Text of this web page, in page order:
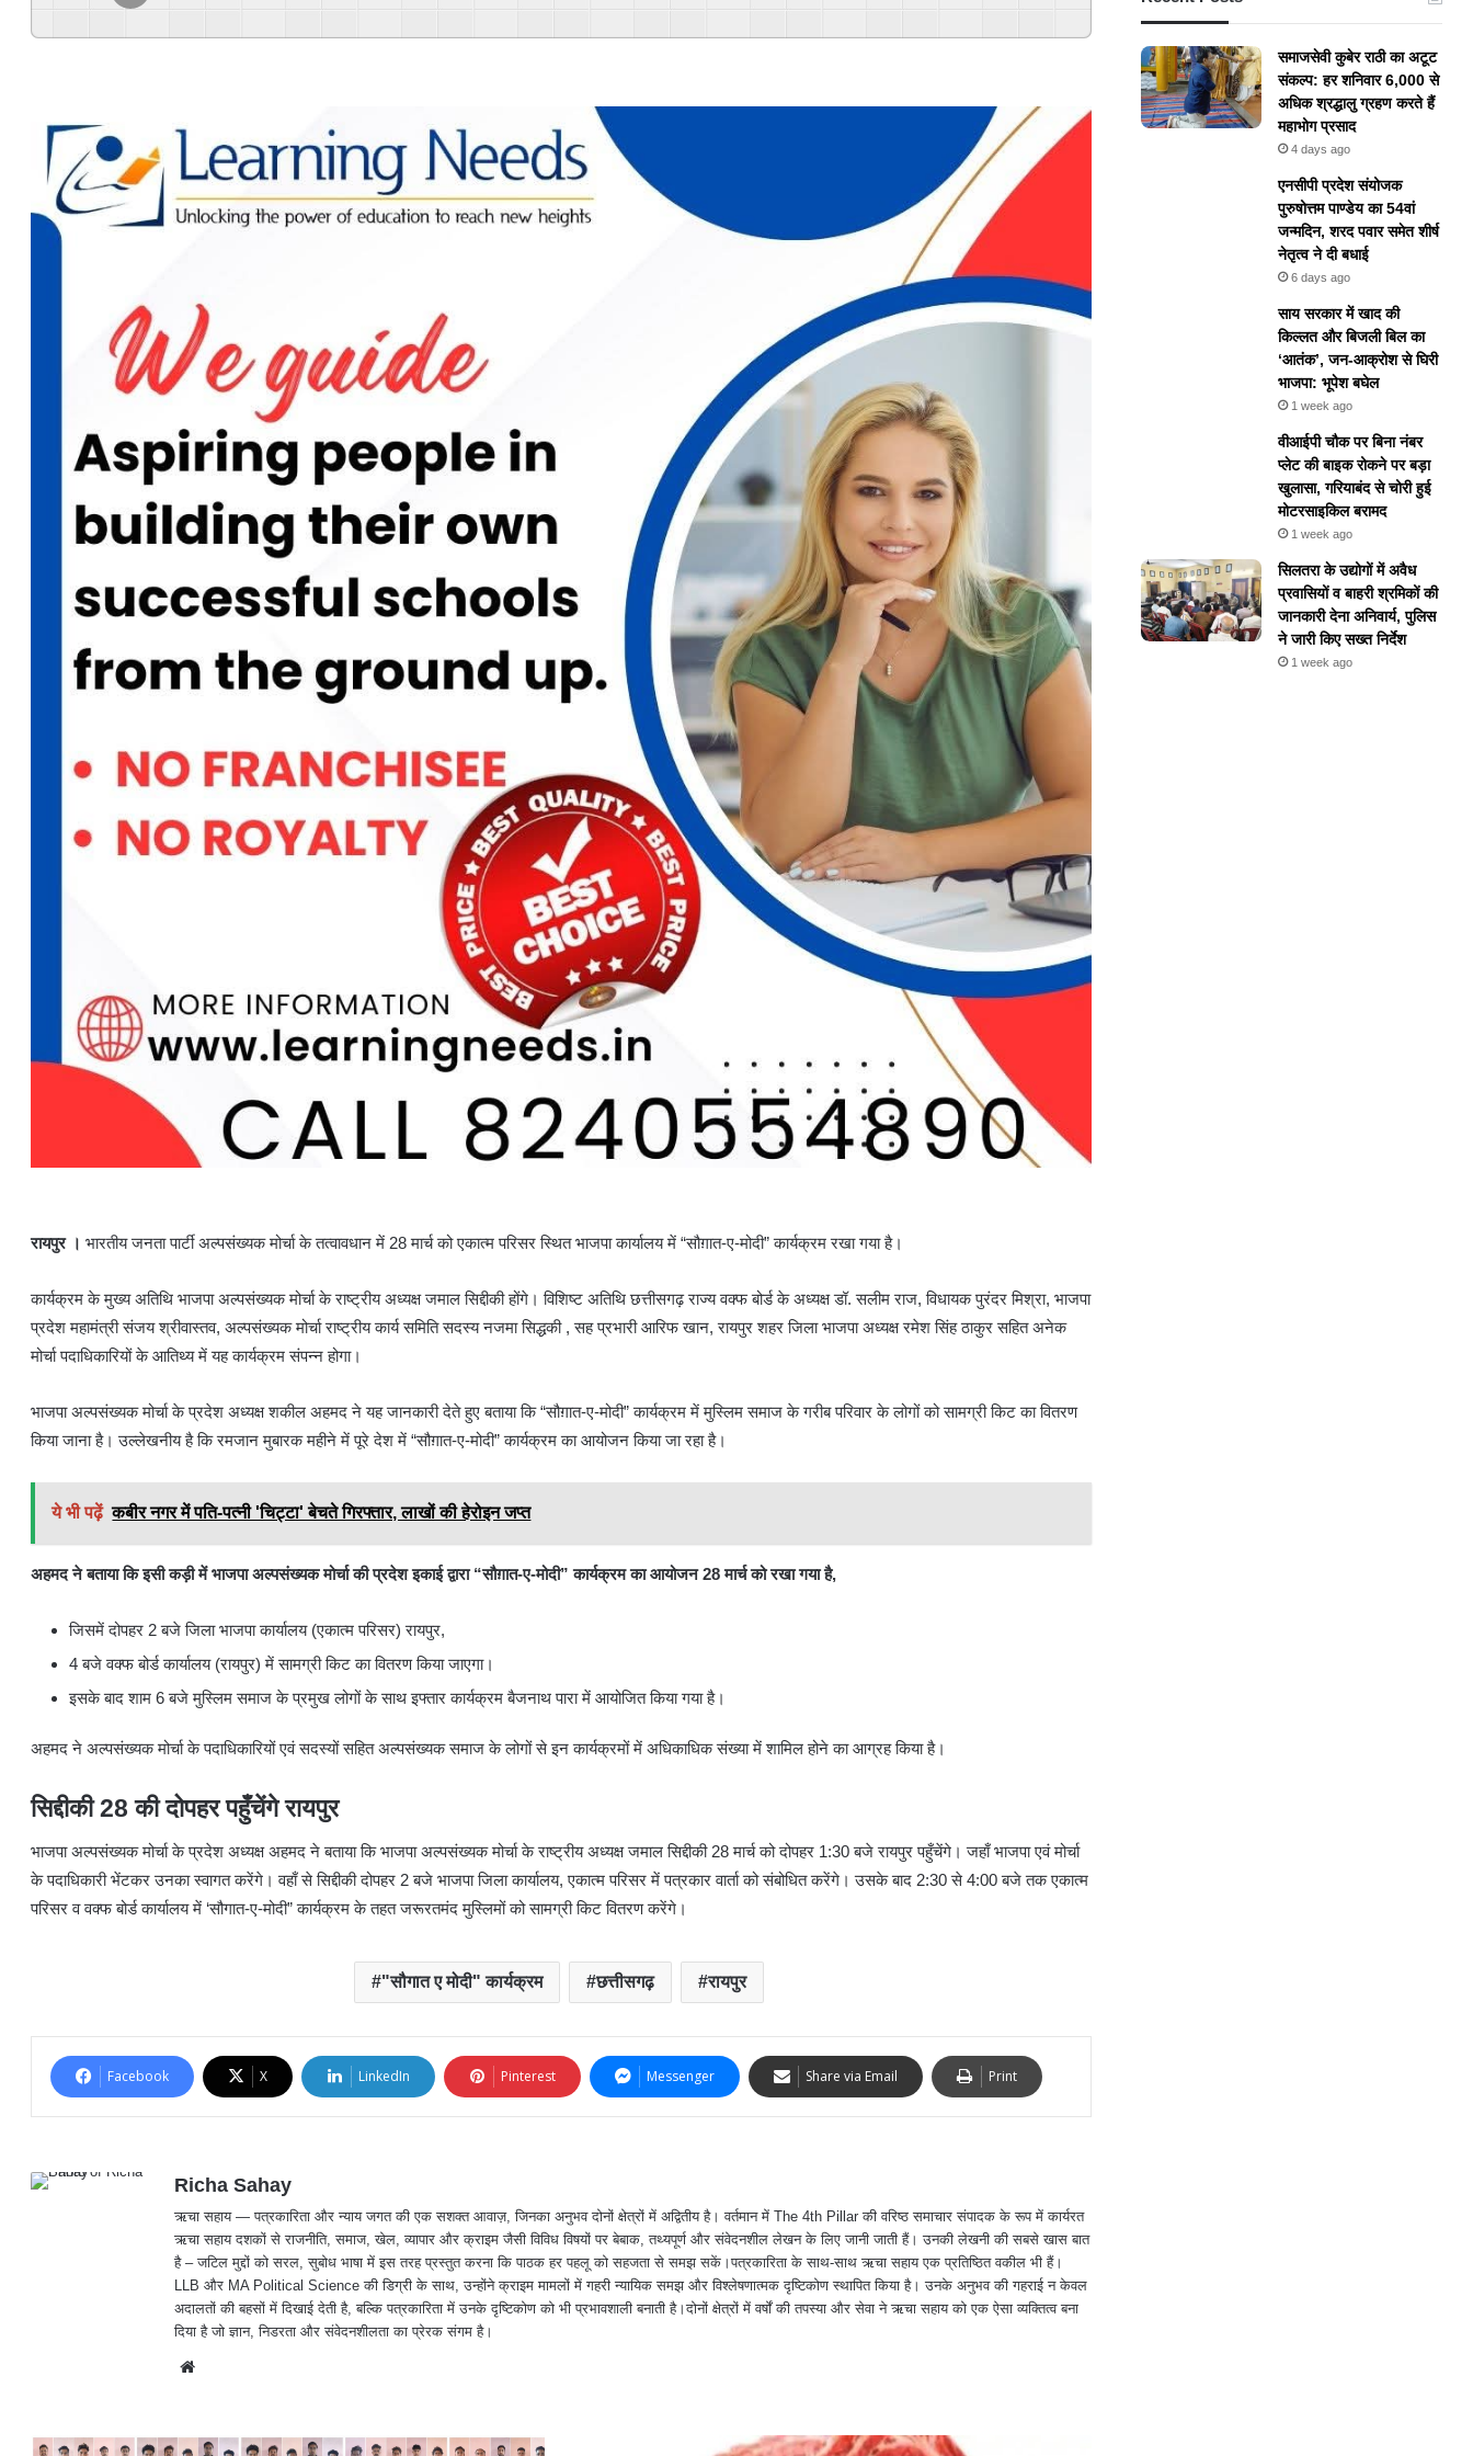
रायपुर । भारतीय जनता पार्टी अल्पसंख्यक मोर्चा के तत्वावधान में 28 मार्च को एकात्म परिसर स्थित भाजपा कार्यालय में “सौग़ात-ए-मोदी” कार्यक्रम रखा गया है।
कार्यक्रम के मुख्य अतिथि भाजपा अल्पसंख्यक मोर्चा के राष्ट्रीय अध्यक्ष जमाल सिद्दीकी होंगे। विशिष्ट अतिथि छत्तीसगढ़ राज्य वक्फ बोर्ड के अध्यक्ष डॉ. सलीम राज, विधायक पुरंदर मिश्रा, भाजपा
प्रदेश महामंत्री संजय श्रीवास्तव, अल्पसंख्यक मोर्चा राष्ट्रीय कार्य समिति सदस्य नजमा सिद्धकी , सह प्रभारी आरिफ खान, रायपुर शहर जिला भाजपा अध्यक्ष रमेश सिंह ठाकुर सहित अनेक
मोर्चा पदाधिकारियों के आतिथ्य में यह कार्यक्रम संपन्न होगा।
भाजपा अल्पसंख्यक मोर्चा के प्रदेश अध्यक्ष शकील अहमद ने यह जानकारी देते हुए बताया कि “सौग़ात-ए-मोदी” कार्यक्रम में मुस्लिम समाज के गरीब परिवार के लोगों को सामग्री किट का वितरण
किया जाना है। उल्लेखनीय है कि रमजान मुबारक महीने में पूरे देश में “सौग़ात-ए-मोदी” कार्यक्रम का आयोजन किया जा रहा है।
ये भी पढ़ें कबीर नगर में पति-पत्नी 'चिट्टा' बेचते गिरफ्तार, लाखों की हेरोइन जप्त
अहमद ने बताया कि इसी कड़ी में भाजपा अल्पसंख्यक मोर्चा की प्रदेश इकाई द्वारा “सौग़ात-ए-मोदी” कार्यक्रम का आयोजन 28 मार्च को रखा गया है,
जिसमें दोपहर 2 बजे जिला भाजपा कार्यालय (एकात्म परिसर) रायपुर,
4 बजे वक्फ बोर्ड कार्यालय (रायपुर) में सामग्री किट का वितरण किया जाएगा।
इसके बाद शाम 6 बजे मुस्लिम समाज के प्रमुख लोगों के साथ इफ्तार कार्यक्रम बैजनाथ पारा में आयोजित किया गया है।
अहमद ने अल्पसंख्यक मोर्चा के पदाधिकारियों एवं सदस्यों सहित अल्पसंख्यक समाज के लोगों से इन कार्यक्रमों में अधिकाधिक संख्या में शामिल होने का आग्रह किया है।
सिद्दीकी 28 की दोपहर पहुँचेंगे रायपुर
भाजपा अल्पसंख्यक मोर्चा के प्रदेश अध्यक्ष अहमद ने बताया कि भाजपा अल्पसंख्यक मोर्चा के राष्ट्रीय अध्यक्ष जमाल सिद्दीकी 28 मार्च को दोपहर 1:30 बजे रायपुर पहुँचेंगे। जहाँ भाजपा एवं मोर्चा
के पदाधिकारी भेंटकर उनका स्वागत करेंगे। वहाँ से सिद्दीकी दोपहर 2 बजे भाजपा जिला कार्यालय, एकात्म परिसर में पत्रकार वार्ता को संबोधित करेंगे। उसके बाद 2:30 से 4:00 बजे तक एकात्म
परिसर व वक्फ बोर्ड कार्यालय में ‘सौगात-ए-मोदी” कार्यक्रम के तहत जरूरतमंद मुस्लिमों को सामग्री किट वितरण करेंगे।
"सौगात ए मोदी" कार्यक्रम छत्तीसगढ़ रायपुर
Facebook X LinkedIn Pinterest Messenger Share via Email Print
Richa Sahay
ऋचा सहाय — पत्रकारिता और न्याय जगत की एक सशक्त आवाज़, जिनका अनुभव दोनों क्षेत्रों में अद्वितीय है। वर्तमान में The 4th Pillar की वरिष्ठ समाचार संपादक के रूप में कार्यरत
ऋचा सहाय दशकों से राजनीति, समाज, खेल, व्यापार और क्राइम जैसी विविध विषयों पर बेबाक, तथ्यपूर्ण और संवेदनशील लेखन के लिए जानी जाती हैं। उनकी लेखनी की सबसे खास बात
है – जटिल मुद्दों को सरल, सुबोध भाषा में इस तरह प्रस्तुत करना कि पाठक हर पहलू को सहजता से समझ सकें।पत्रकारिता के साथ-साथ ऋचा सहाय एक प्रतिष्ठित वकील भी हैं।
LLB और MA Political Science की डिग्री के साथ, उन्होंने क्राइम मामलों में गहरी न्यायिक समझ और विश्लेषणात्मक दृष्टिकोण स्थापित किया है। उनके अनुभव की गहराई न केवल
अदालतों की बहसों में दिखाई देती है, बल्कि पत्रकारिता में उनके दृष्टिकोण को भी प्रभावशाली बनाती है।दोनों क्षेत्रों में वर्षों की तपस्या और सेवा ने ऋचा सहाय को एक ऐसा व्यक्तित्व बना
दिया है जो ज्ञान, निडरता और संवेदनशीलता का प्रेरक संगम है।
समाजसेवी कुबेर राठी का अटूट
संकल्प: हर शनिवार 6,000 से
अधिक श्रद्धालु ग्रहण करते हैं
महाभोग प्रसाद
4 days ago
एनसीपी प्रदेश संयोजक
पुरुषोत्तम पाण्डेय का 54वां
जन्मदिन, शरद पवार समेत शीर्ष
नेतृत्व ने दी बधाई
6 days ago
​साय सरकार में खाद की
किल्लत और बिजली बिल का
‘आतंक’, जन-आक्रोश से घिरी
भाजपा: भूपेश बघेल
1 week ago
वीआईपी चौक पर बिना नंबर
प्लेट की बाइक रोकने पर बड़ा
खुलासा, गरियाबंद से चोरी हुई
मोटरसाइकिल बरामद
1 week ago
सिलतरा के उद्योगों में अवैध
प्रवासियों व बाहरी श्रमिकों की
जानकारी देना अनिवार्य, पुलिस
ने जारी किए सख्त निर्देश
1 week ago